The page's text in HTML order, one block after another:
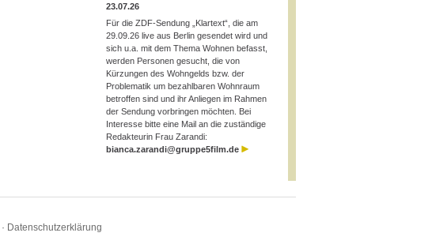
23.07.26
Für die ZDF-Sendung „Klartext“, die am
29.09.26 live aus Berlin gesendet wird und
sich u.a. mit dem Thema Wohnen befasst,
werden Personen gesucht, die von
Kürzungen des Wohngelds bzw. der
Problematik um bezahlbaren Wohnraum
betroffen sind und ihr Anliegen im Rahmen
der Sendung vorbringen möchten. Bei
Interesse bitte eine Mail an die zuständige
Redakteurin Frau Zarandi:
bianca.zarandi@gruppe5film.de
· Datenschutzerklärung